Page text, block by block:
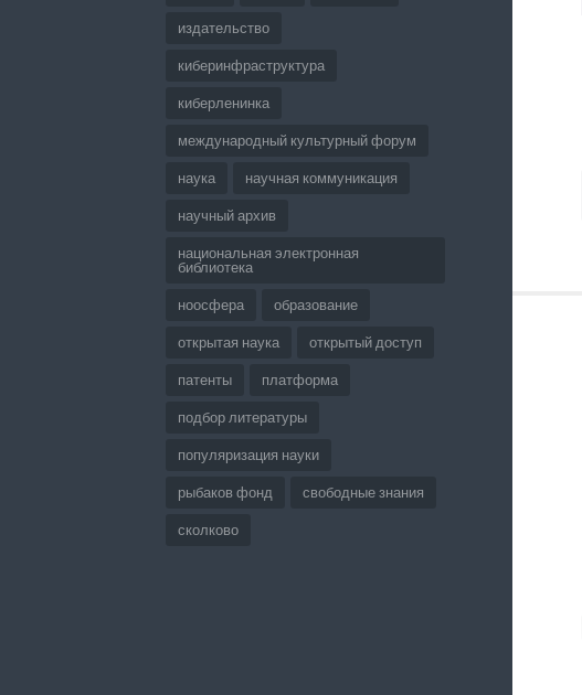
издательство
киберинфраструктура
киберленинка
международный культурный форум
наука научная коммуникация
научный архив
национальная электронная
библиотека
ноосфера образование
открытая наука открытый доступ
патенты платформа
подбор литературы
популяризация науки
рыбаков фонд свободные знания
сколково